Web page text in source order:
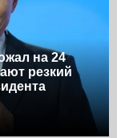
на 24
резкий